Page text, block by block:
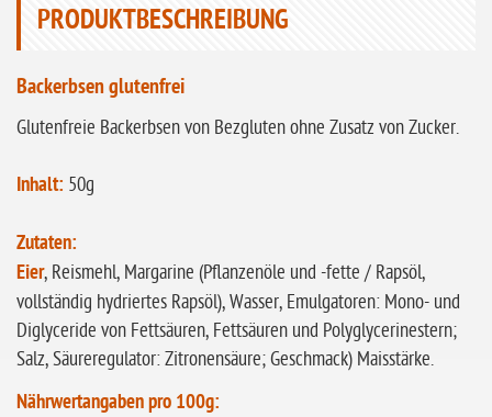
glutenfrei
Sonnenblumen
ohne Palmöl
PRODUKTBESCHREIBUNG
Backerbsen glutenfrei
Glutenfreie Backerbsen von Bezgluten ohne Zusatz von Zucker.
Inhalt: 50g
Zutaten:
Eier, Reismehl, Margarine (Pflanzenöle und -fette / Rapsöl,
vollständig hydriertes Rapsöl), Wasser, Emulgatoren: Mono- und
Diglyceride von Fettsäuren, Fettsäuren und Polyglycerinestern;
Salz, Säureregulator: Zitronensäure; Geschmack) Maisstärke.
Nährwertangaben pro 100g: